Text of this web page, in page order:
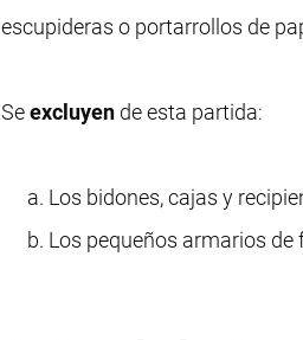
escupideras o portarrollos de
Seexcluyen de esta partida:
Los bidones, cajas y
Los pequeños armarios